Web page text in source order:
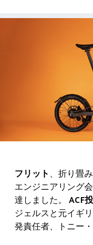
フリット、折り畳
エンジニアリング
達しました。 ACF
ジェルスと元イギ
発責任者、トニー・